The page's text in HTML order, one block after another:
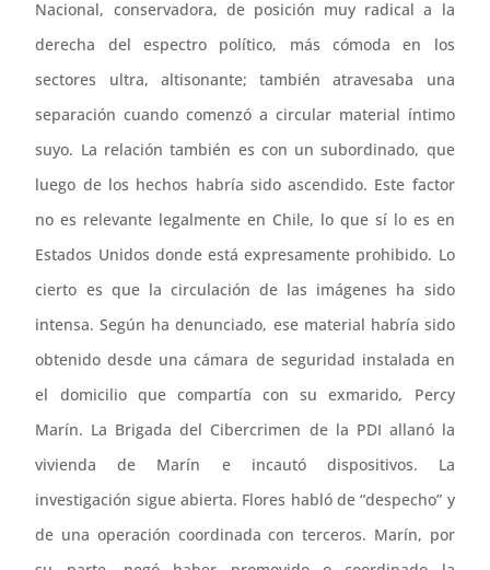
Nacional, conservadora, de posición muy radical a la
derecha del espectro político, más cómoda en los
sectores ultra, altisonante; también atravesaba una
separación cuando comenzó a circular material íntimo
suyo. La relación también es con un subordinado, que
luego de los hechos habría sido ascendido. Este factor
no es relevante legalmente en Chile, lo que sí lo es en
Estados Unidos donde está expresamente prohibido. Lo
cierto es que la circulación de las imágenes ha sido
intensa. Según ha denunciado, ese material habría sido
obtenido desde una cámara de seguridad instalada en
el domicilio que compartía con su exmarido, Percy
Marín. La Brigada del Cibercrimen de la PDI allanó la
vivienda de Marín e incautó dispositivos. La
investigación sigue abierta. Flores habló de “despecho” y
de una operación coordinada con terceros. Marín, por